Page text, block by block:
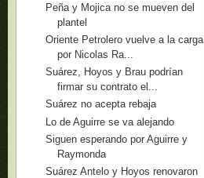
Peña y Mojica no se mueven del
plantel
Oriente Petrolero vuelve a la carga
por Nicolas Ra...
Suárez, Hoyos y Brau podrían
firmar su contrato el...
Suárez no acepta rebaja
Lo de Aguirre se va alejando
Siguen esperando por Aguirre y
Raymonda
Suárez Antelo y Hoyos renovaron